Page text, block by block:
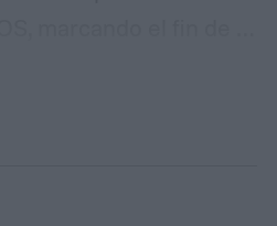
que ayudó a definir
más de una
marcha lanzando